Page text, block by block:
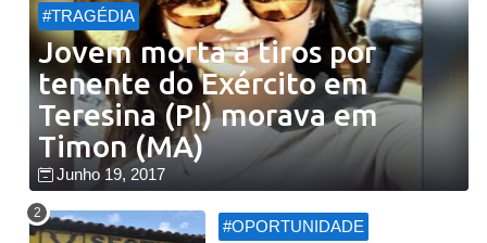
#TRAGÉDIA
Jovem morta a tiros por
tenente do Exército em
Teresina (PI) morava em
Timon (MA)
Junho 19, 2017
#OPORTUNIDADE